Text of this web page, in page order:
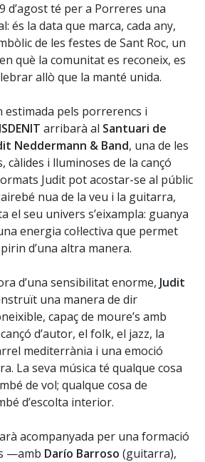
d’agost té per a Porreres una
és la data que marca, cada any,
de les festes de Sant Roc, un
què la comunitat es reconeix, es
allò que la manté unida.
estimada pels porrerencs i
arribarà al Santuari de
Neddermann & Band, una de les
càlides i lluminoses de la cançó
Judit pot acostar-se al públic
nua de la veu i la guitarra,
el seu univers s’eixampla: guanya
energia col·lectiva que permet
d’una altra manera.
d’una sensibilitat enorme, Judit
una manera de dir
capaç de moure’s amb
d’autor, el folk, el jazz, la
mediterrània i una emoció
La seva música té qualque cosa
de vol; qualque cosa de
d’escolta interior.
acompanyada per una formació
—amb Darío Barroso (guitarra),